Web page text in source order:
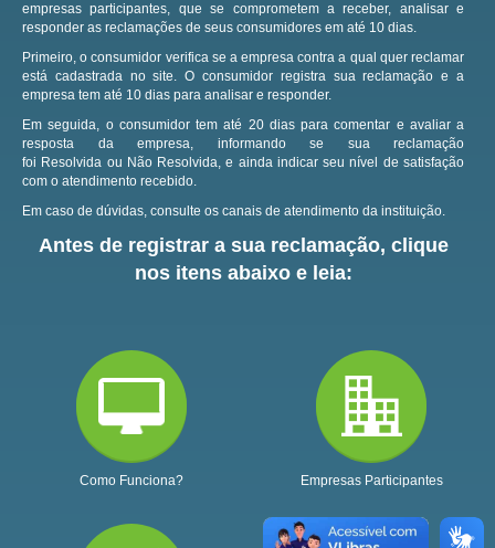
empresas participantes, que se comprometem a receber, analisar e
responder as reclamações de seus consumidores em até 10 dias.
Primeiro, o consumidor verifica se a empresa contra a qual quer reclamar
está cadastrada no site.O consumidor registra sua reclamação e a
empresa tem até 10 dias para analisar e responder.
Em seguida, o consumidor tem até 20 dias para comentar e avaliar a
resposta da empresa, informando se sua reclamação
foi Resolvida ou Não Resolvida, e ainda indicar seu nível de satisfação
com o atendimento recebido.
Em caso de dúvidas, consulte os canais de atendimento da instituição.
Antes de registrar a sua reclamação, clique
nos itens abaixo e leia:
Como Funciona? Empresas Participantes